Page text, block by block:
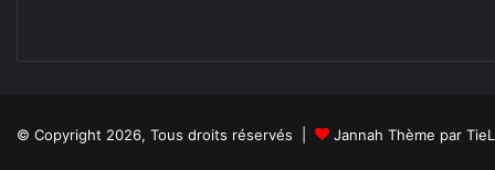
© Copyright 2026, Tous droits réservés | Jannah Thème par